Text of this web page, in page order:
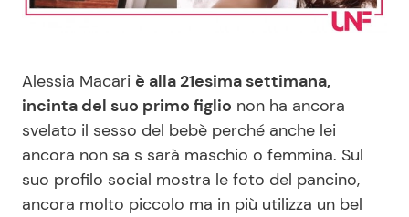
Casa
Moda e Style
Mondo Mamma
Cucina e Ricette
Consigli di Cucina
Dolci
Le Ricette in TV
Alessia Macari è alla 21esima settimana,
incinta del suo primo figlio non ha ancora
svelato il sesso del bebè perché anche lei
ancora non sa s sarà maschio o femmina. Sul
suo profilo social mostra le foto del pancino,
ancora molto piccolo ma in più utilizza un bel